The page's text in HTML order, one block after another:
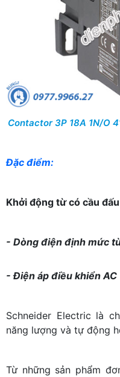
Contactor 3P 18A 1N/O
Đặc điểm:
Khởi động từ có cầu
- Dòng điện định mức
- Điện áp điều khiển AC
Schneider Electric là
năng lượng và tự động
Từ những sản phẩm